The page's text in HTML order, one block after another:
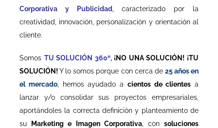
Corporativa y Publicidad, caracterizado por la
creatividad, innovación, personalización y orientación al
cliente.
Somos TU SOLUCIÓN 360º,¡NO UNA SOLUCIÓN! ¡TU
SOLUCIÓN!Y lo somos porque con cerca de 25 años en
el mercado, hemos ayudado a cientos de clientes a
lanzar y/o consolidar sus proyectos empresariales,
aportándoles la correcta definición y planteamiento de
su
Marketing e Imagen Corporativa, consoluciones